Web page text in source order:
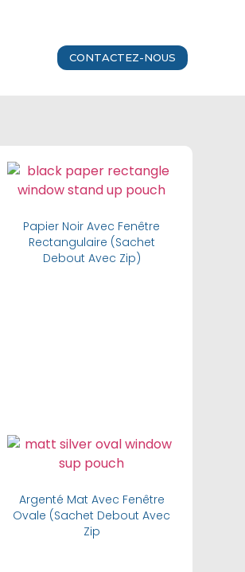
CONTACTEZ-NOUS
Papier Noir Avec Fenêtre
Rectangulaire (Sachet
Debout Avec Zip)
Buy Now
Argenté Mat Avec Fenêtre
Ovale (Sachet Debout Avec
Zip